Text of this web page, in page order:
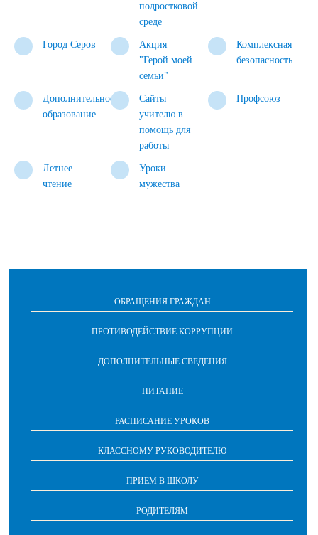
подростковой
среде
Город Серов
Акция
"Герой моей
семьи"
Комплексная
безопасность
Дополнительное
образование
Сайты
учителю в
помощь для
работы
Профсоюз
Летнее
чтение
Уроки
мужества
ОБРАЩЕНИЯ ГРАЖДАН
ПРОТИВОДЕЙСТВИЕ КОРРУПЦИИ
ДОПОЛНИТЕЛЬНЫЕ СВЕДЕНИЯ
ПИТАНИЕ
РАСПИСАНИЕ УРОКОВ
КЛАССНОМУ РУКОВОДИТЕЛЮ
ПРИЕМ В ШКОЛУ
РОДИТЕЛЯМ